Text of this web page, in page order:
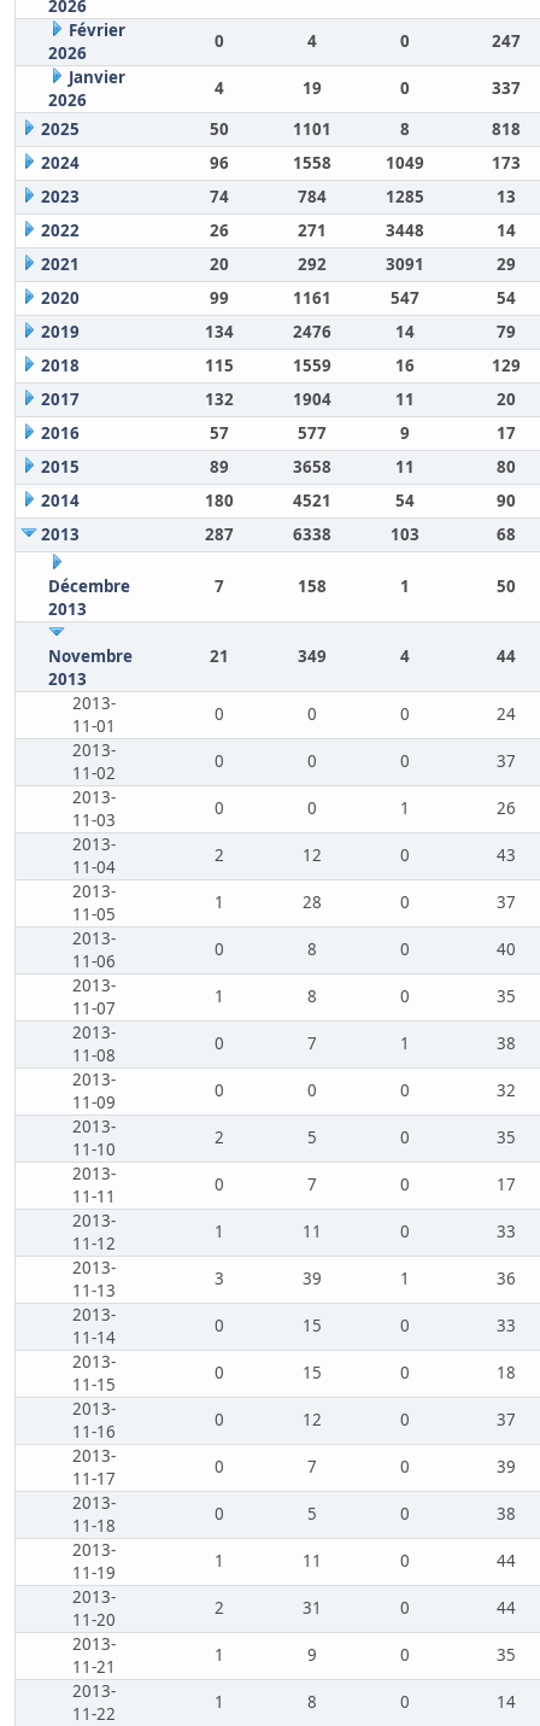
2026
Février
2026
0 4 0
247
Janvier
2026
4 19 0
337
2025
50 1101 8
818
2024
96 1558 1049
173
2023
74 784 1285
13
2022
26 271 3448
14
2021
20 292 3091
29
2020
99 1161 547
54
2019
134 2476 14
79
2018
115 1559 16
129
2017
132 1904 11
20
2016
57 577 9
17
2015
89 3658 11
80
2014
180 4521 54
90
2013
287 6338 103 68
Décembre
2013
7 158 1 50
Novembre
2013
21 349 4 44
2013-
11-01
0 0 0
24
2013-
11-02
0 0 0
37
2013-
11-03
0 0 1
26
2013-
11-04
2 12 0
43
2013-
11-05
1 28 0
37
2013-
11-06
0 8 0
40
2013-
11-07
1 8 0
35
2013-
11-08
0 7 1
38
2013-
11-09
0 0 0
32
2013-
11-10
2 5 0
35
2013-
11-11
0 7 0
17
2013-
11-12
1 11 0
33
2013-
11-13
3 39 1
36
2013-
11-14
0 15 0
33
2013-
11-15
0 15 0
18
2013-
11-16
0 12 0
37
2013-
11-17
0 7 0
39
2013-
11-18
0 5 0
38
2013-
11-19
1 11 0
44
2013-
11-20
2 31 0
44
2013-
11-21
1 9 0
35
2013-
11-22
1 8 0
14